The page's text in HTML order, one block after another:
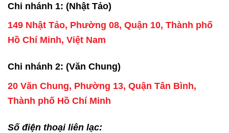
Chi nhánh 1: (Nhật Tảo)
149 Nhật Tảo, Phường 08, Quận 10, Thành phố
Hồ Chí Minh, Việt Nam
Chi nhánh 2: (Văn Chung)
20 Văn Chung, Phường 13, Quận Tân Bình,
Thành phố Hồ Chí Minh
Số điện thoại liên lạc: